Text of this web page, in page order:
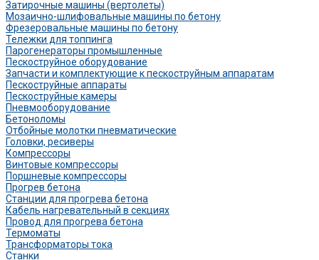
Затирочные машины (вертолеты)
Мозаично-шлифовальные машины по бетону
Фрезеровальные машины по бетону
Тележки для топпинга
Парогенераторы промышленные
Пескоструйное оборудование
Запчасти и комплектующие к пескоструйным аппаратам
Пескоструйные аппараты
Пескоструйные камеры
Пневмооборудование
Бетоноломы
Отбойные молотки пневматические
Головки, ресиверы
Компрессоры
Винтовые компрессоры
Поршневые компрессоры
Прогрев бетона
Станции для прогрева бетона
Кабель нагревательный в секциях
Провод для прогрева бетона
Термоматы
Трансформаторы тока
Станки